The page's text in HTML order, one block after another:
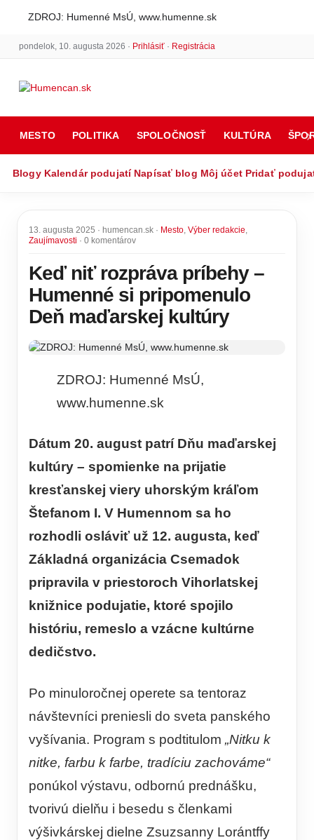
ZDROJ: Humenné MsÚ, www.humenne.sk
pondelok, 10. augusta 2026 · Prihlásiť· Registrácia
MESTO POLITIKA SPOLOČNOSŤ KULTÚRA
Blogy Kalendár podujatí Napísať blog Môj účet Pridať
13. augusta 2025 · humencan.sk · Mesto, Výber redakcie,
Zaujímavosti · 0 komentárov
Keď niť rozpráva príbehy –
Humenné si pripomenulo
Deň maďarskej kultúry
ZDROJ: Humenné MsÚ,
www.humenne.sk
Dátum 20. august patrí Dňu maďarskej
kultúry – spomienke na prijatie
kresťanskej viery uhorským kráľom
Štefanom I. V Humennom sa ho
rozhodli osláviť už 12. augusta, keď
Základná organizácia Csemadok
pripravila v priestoroch Vihorlatskej
knižnice podujatie, ktoré spojilo
históriu, remeslo a vzácne kultúrne
dedičstvo.
Po minuloročnej operete sa tentoraz
návštevníci preniesli do sveta panského
vyšívania. Program s podtitulom „Nitku k
nitke, farbu k farbe, tradíciu zachováme“
ponúkol výstavu, odbornú prednášku,
tvorivú dielňu i besedu s členkami
výšivkárskej dielne Zsuzsanny Lorántffy